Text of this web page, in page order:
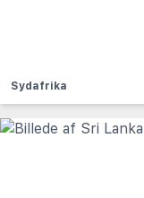
Sydafrika